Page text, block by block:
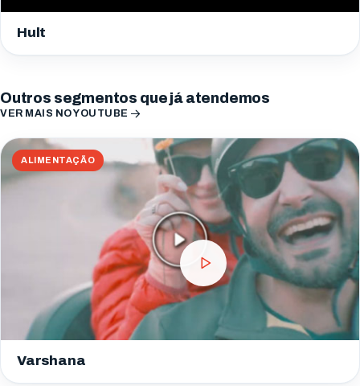
Hult
Outros segmentos que já atendemos
VER MAIS NO YOUTUBE
ALIMENTAÇÃO
Varshana